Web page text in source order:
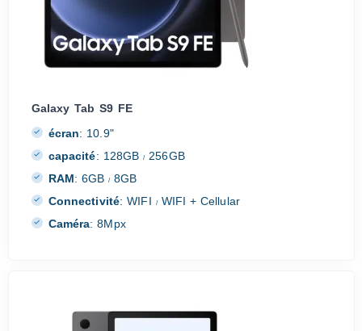
Galaxy Tab S9 FE
écran: 10.9"
capacité: 128GB/ 256GB
RAM: 6GB/ 8GB
Connectivité: WIFI /WIFI + Cellular
Caméra: 8Mpx